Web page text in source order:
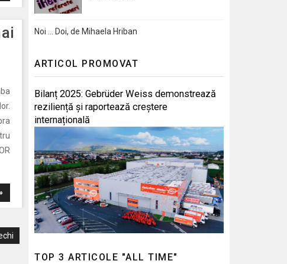
Noi … Doi, de Mihaela Hriban
ARTICOL PROMOVAT
Bilanț 2025: Gebrüder Weiss demonstrează
reziliență și raportează creștere
internațională
TOP 3 ARTICOLE "ALL TIME"